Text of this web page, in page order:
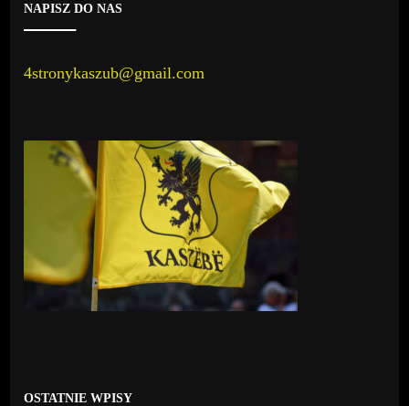
NAPISZ DO NAS
4stronykaszub@gmail.com
OSTATNIE WPISY